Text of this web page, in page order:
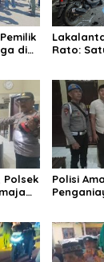
di
Rato:
TKP
Polsek
Polisi